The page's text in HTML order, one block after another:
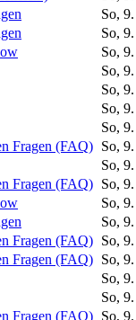
So,
So,
So,
So,
So,
So,
So,
Fragen (FAQ) So,
So,
Fragen (FAQ) So,
So,
So,
Fragen (FAQ) So,
Fragen (FAQ) So,
So,
So,
Fragen (FAQ) So,